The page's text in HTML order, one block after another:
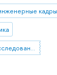
кадры
Институт статистических исследований и экономики знаний